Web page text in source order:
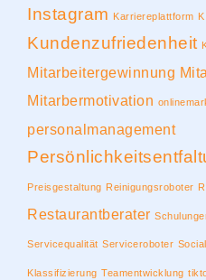
Instagram Karriereplattform KI
Kundenzufriedenheit
Mitarbeitergewinnung
Mitarbermotivation
personalmanagement
Preisgestaltung Reinigungsroboter
Restaurantberater
Servicequalität Serviceroboter
Klassifizierung Teamentwicklung